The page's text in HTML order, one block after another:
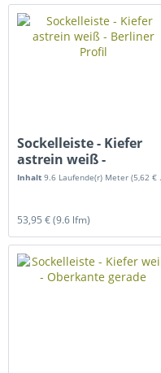
Sockelleiste - Kiefer
astrein weiß -
Berliner...
Inhalt9.6 Laufende(r) Meter(5,62 € * / 1 Laufende(r) Meter)
53,95 €(9.6 lfm)